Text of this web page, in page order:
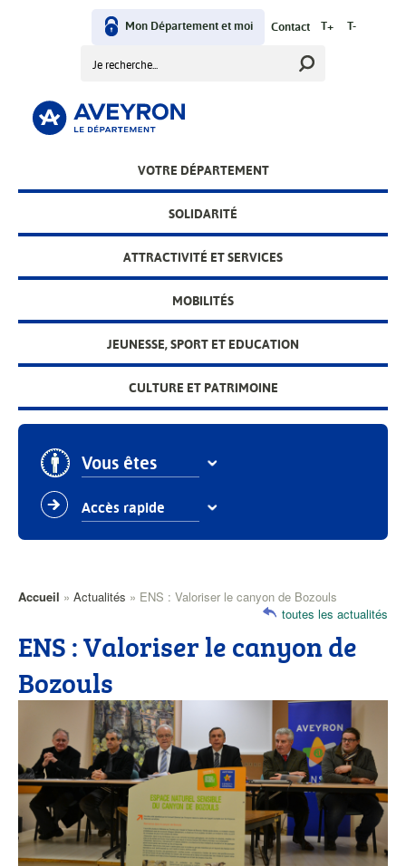
User
menu
Mon Département et moi Contact T+ T-
MainVOTRE DÉPARTEMENT
SOLIDARITÉ
ATTRACTIVITÉ ET SERVICES
MOBILITÉS
JEUNESSE, SPORT ET EDUCATION
CULTURE ET PATRIMOINE
Vous êtes
Accès rapide
d'Ariane
Accueil Actualités ENS : Valoriser le canyon de Bozouls
ENS : Valoriser le canyon de
Bozouls
toutes les actualités
actualités